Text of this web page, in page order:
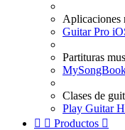
Aplicaciones
Guitar Pro
Partituras
Clases de
Play Guitar
  Productos 